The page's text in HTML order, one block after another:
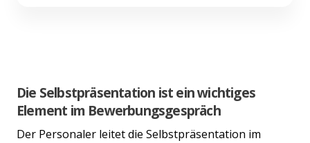
Die Selbstpräsentation ist ein wichtiges
Element im Bewerbungsgespräch
Der Personaler leitet die Selbstpräsentation im